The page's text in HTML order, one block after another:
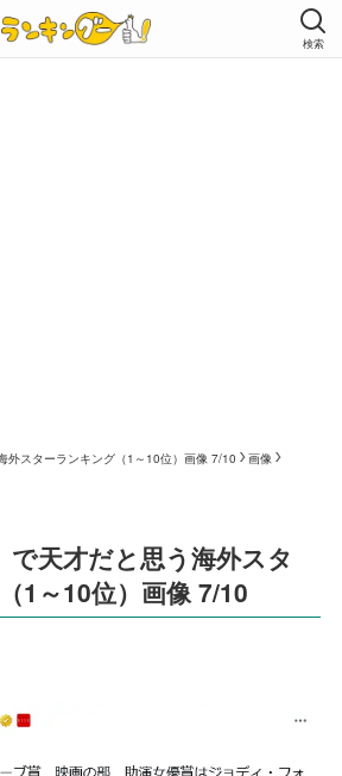
検索
外スターランキング（1～10位）画像 7/10
画像
で天才だと思う海外スタ
1～10位）画像 7/10